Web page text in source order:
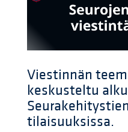
Viestinnän
keskusteltu
tilaisuuksissa.